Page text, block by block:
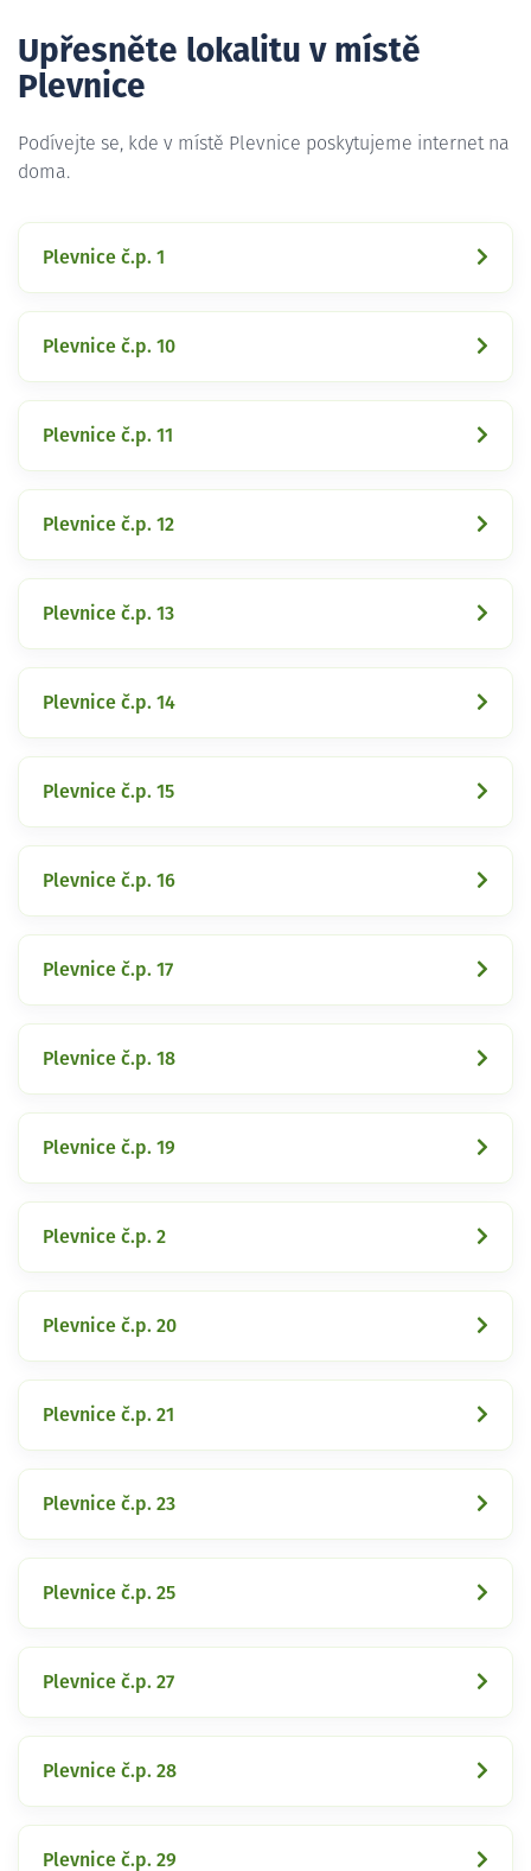
Upřesněte lokalitu v místě
Plevnice
Podívejte se, kde v místě Plevnice poskytujeme internet na
doma.
Plevnice č.p. 1
Plevnice č.p. 10
Plevnice č.p. 11
Plevnice č.p. 12
Plevnice č.p. 13
Plevnice č.p. 14
Plevnice č.p. 15
Plevnice č.p. 16
Plevnice č.p. 17
Plevnice č.p. 18
Plevnice č.p. 19
Plevnice č.p. 2
Plevnice č.p. 20
Plevnice č.p. 21
Plevnice č.p. 23
Plevnice č.p. 25
Plevnice č.p. 27
Plevnice č.p. 28
Plevnice č.p. 29